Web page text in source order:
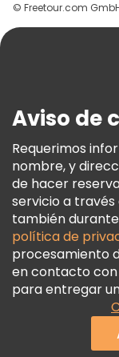
Ayuda
Términos E
Política De
Freetour
Programa De
© Freetour.com
Aviso de
Requerimos
nombre, y
de hacer
servicio a
también
política de
procesamiento
en contacto con
para entregar